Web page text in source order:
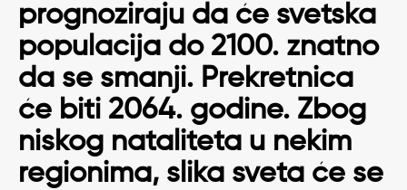
prognoziraju da će svetska
populacija do 2100. znatno
da se smanji. Prekretnica
će biti 2064. godine. Zbog
niskog nataliteta u nekim
regionima, slika sveta će se